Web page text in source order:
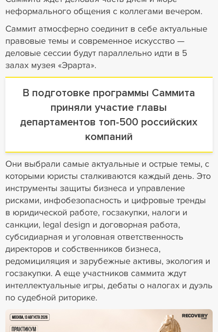
неформального общения с коллегами вечером.
Саммит атмосферно соединит в себе актуальные
правовые темы и современное искусство —
деловые сессии будут параллельно идти в 5
залах музея «Эрарта».
В подготовке программы Саммита
приняли участие главы
департаментов топ-500 российских
компаний
Они выбрали самые актуальные и острые темы, с
которыми юристы сталкиваются каждый день. Это
инструменты защиты бизнеса и управление
рисками, инфобезопасность и цифровые тренды
в юридической работе, госзакупки, налоги и
санкции, legal design и договорная работа,
субсидиарная и уголовная ответственность
директоров и собственников бизнеса,
редомициляция и зарубежные активы, экология и
госзакупки. А еще участников саммита ждут
интеллектуальные игры, дебаты о налогах и дуэль
по судебной риторике.